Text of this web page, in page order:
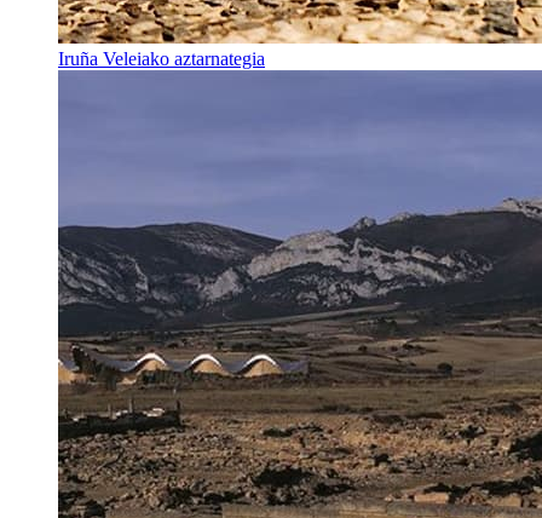
Iruña Veleiako aztarnategia